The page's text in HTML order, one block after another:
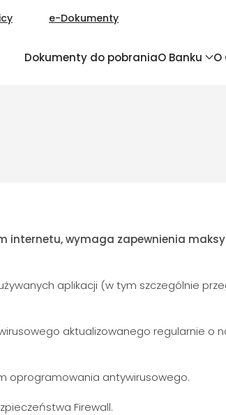
e-Dokumenty
Dokumenty do pobraniaO Banku O
internetu, wymaga zapewnienia
aplikacji (w tym szczególnie
aktualizowanego regularnie o
oprogramowania antywirusowego.
Firewall.